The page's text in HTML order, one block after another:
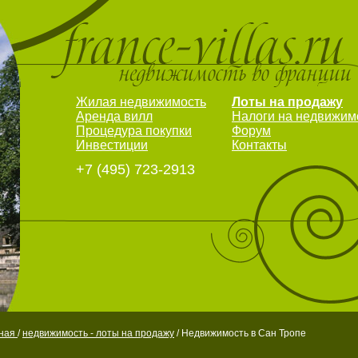
Жилая недвижимость
Аренда вилл
Процедура покупки
Инвестиции
Лоты на продажу
Налоги на
Форум
Контакты
+7 (495) 723-2913
/недвижимость - лоты на продажу / Недвижимость в Сан Тропе